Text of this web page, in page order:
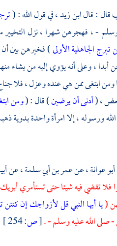
قال : قالابن زيد ،في قول الله : (
- ، فهجرهن شهرا ، نزل التخيير
الجاهلية الأولى) فخيرهن بين
أبدا ، وعلى أنه يؤوي إليه من
ابتغى ممن هي عنده وعزل ، فلا
، (أدنى أن يرضين) قال : (ومن
ورسوله ، إلا امرأة واحدة
أبو عوانة ،عنعمر بن أبي سلمة ،عن
فلا تقضي فيه شيئا حتى تستأمري
(يا أيها النبي قل لأزواجك إن كنتن
صلى الله عليه وسلم - .[ص: